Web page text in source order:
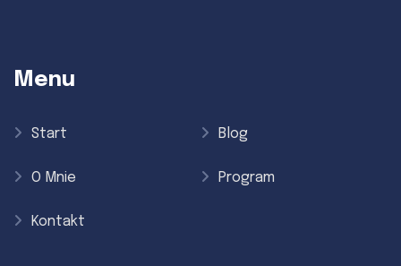
Menu
Start Blog
O Mnie Program
Kontakt